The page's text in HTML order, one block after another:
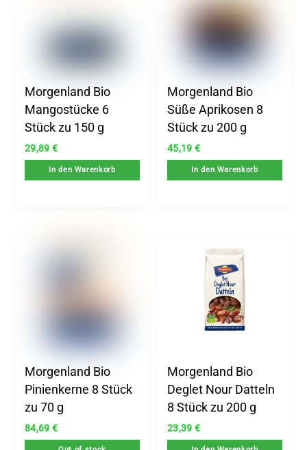
Morgenland Bio
Mangostücke 6
Stück zu 150 g
29,89 €
In den Warenkorb
Morgenland Bio
Süße Aprikosen 8
Stück zu 200 g
45,19 €
In den Warenkorb
Morgenland Bio
Pinienkerne 8 Stück
zu 70 g
84,69 €
Morgenland Bio
Deglet Nour Datteln
8 Stück zu 200 g
23,39 €